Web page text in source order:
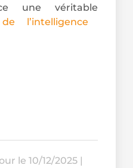
une véritable
l’intelligence
le 10/12/2025|